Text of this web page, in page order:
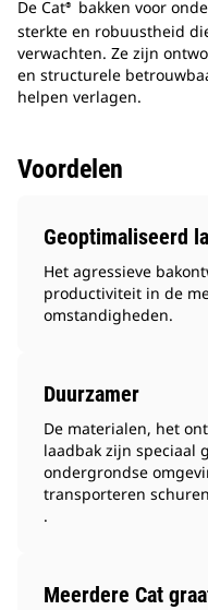
De Cat® bakken voor
sterkte en robuustheid
verwachten. Ze zijn
en structurele
helpen verlagen.
Voordelen
Geoptimaliseerd
Het agressieve
productiviteit in de
omstandigheden.
Duurzamer
De materialen, het
laadbak zijn speciaal
ondergrondse
transporteren
.
Meerdere Cat